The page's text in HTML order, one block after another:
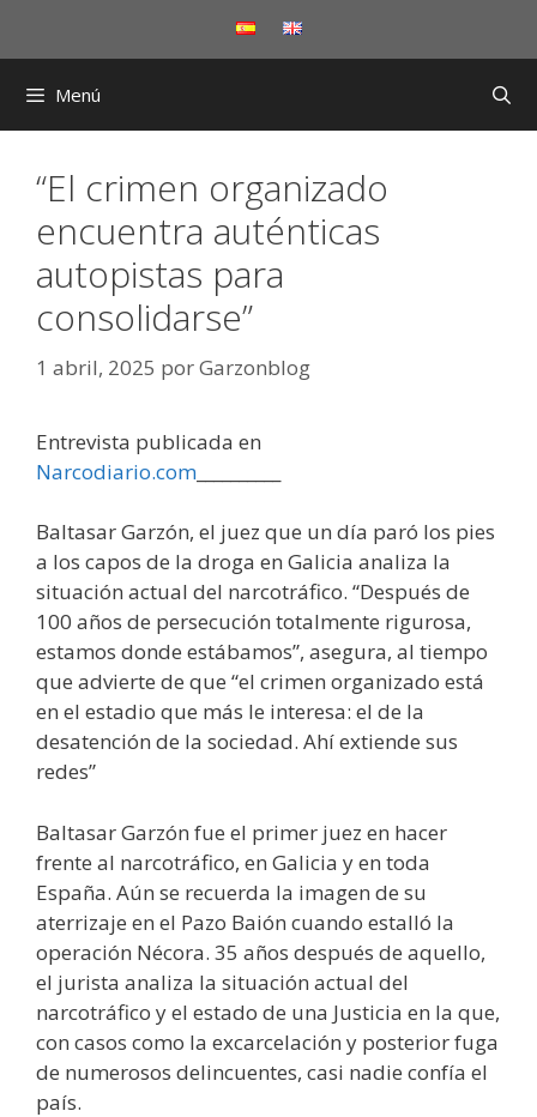
Menú
“El crimen organizado
encuentra auténticas
autopistas para
consolidarse”
1 abril, 2025 porGarzonblog
Entrevista publicada en
Narcodiario.com
Baltasar Garzón, el juez que un día paró los pies
a los capos de la droga en Galicia analiza la
situación actual del narcotráfico. “Después de
100 años de persecución totalmente rigurosa,
estamos donde estábamos”, asegura, al tiempo
que advierte de que “el crimen organizado está
en el estadio que más le interesa: el de la
desatención de la sociedad. Ahí extiende sus
redes”
Baltasar Garzón fue el primer juez en hacer
frente al narcotráfico, en Galicia y en toda
España. Aún se recuerda la imagen de su
aterrizaje en el Pazo Baión cuando estalló la
operación Nécora. 35 años después de aquello,
el jurista analiza la situación actual del
narcotráfico y el estado de una Justicia en la que,
con casos como la excarcelación y posterior fuga
de numerosos delincuentes, casi nadie confía el
país.